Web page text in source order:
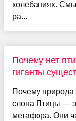
колебаниях.
ра...
Почему нет
гиганты
Почему природа
слона Птицы —
метафора. Они